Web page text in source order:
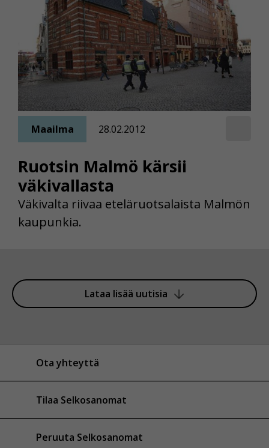
Ruotsin Malmö kärsii
väkivallasta
Maailma 28.02.2012
Väkivalta riivaa eteläruotsalaista Malmön
kaupunkia.
Lataa lisää uutisia
Ota yhteyttä
Tilaa Selkosanomat
Peruuta Selkosanomat